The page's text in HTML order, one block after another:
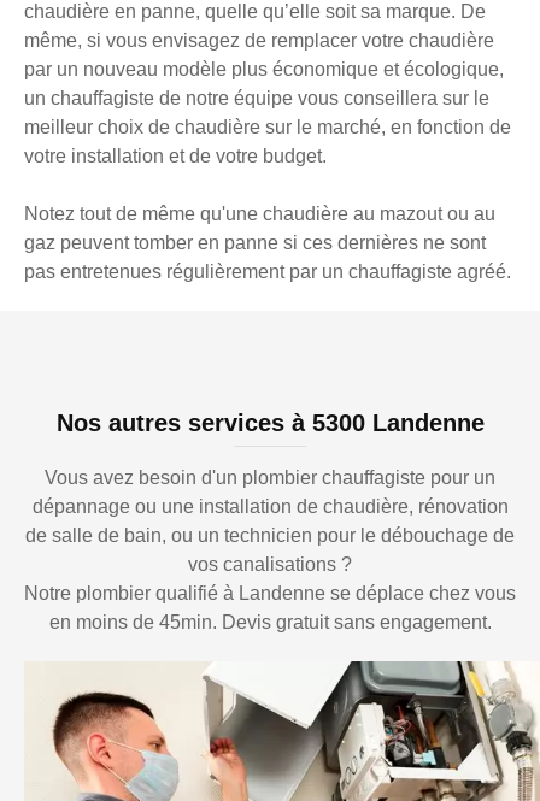
chaudière en panne, quelle qu’elle soit sa marque. De
même, si vous envisagez de remplacer votre chaudière
par un nouveau modèle plus économique et écologique,
un chauffagiste de notre équipe vous conseillera sur le
meilleur choix de chaudière sur le marché, en fonction de
votre installation et de votre budget.
Notez tout de même qu'une chaudière au mazout ou au
gaz peuvent tomber en panne si ces dernières ne sont
pas entretenues régulièrement par un chauffagiste agréé.
Nos autres services à 5300 Landenne
Vous avez besoin d'un plombier chauffagiste pour un
dépannage ou une installation de chaudière, rénovation
de salle de bain, ou un technicien pour le débouchage de
vos canalisations ?
Notre plombier qualifié à Landenne se déplace chez vous
en moins de 45min. Devis gratuit sans engagement.